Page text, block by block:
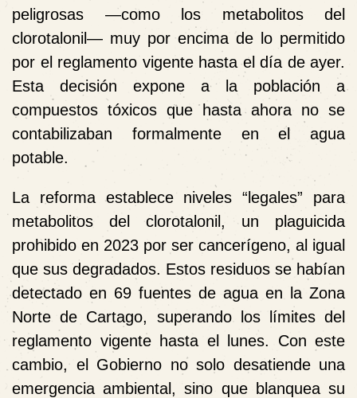
peligrosas —como los metabolitos del
clorotalonil— muy por encima de lo permitido
por el reglamento vigente hasta el día de ayer.
Esta decisión expone a la población a
compuestos tóxicos que hasta ahora no se
contabilizaban formalmente en el agua
potable.
La reforma establece niveles “legales” para
metabolitos del clorotalonil, un plaguicida
prohibido en 2023 por ser cancerígeno, al igual
que sus degradados. Estos residuos se habían
detectado en 69 fuentes de agua en la Zona
Norte de Cartago, superando los límites del
reglamento vigente hasta el lunes. Con este
cambio, el Gobierno no solo desatiende una
emergencia ambiental, sino que blanqueasu